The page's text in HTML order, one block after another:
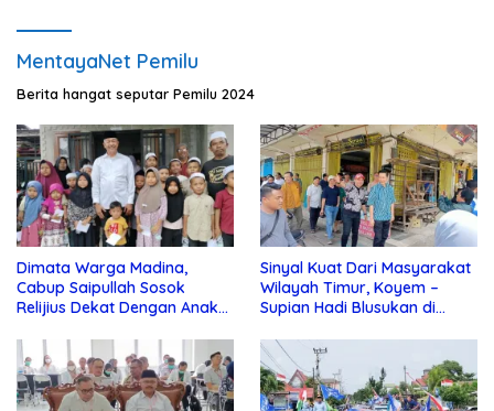
MentayaNet Pemilu
Berita hangat seputar Pemilu 2024
Dimata Warga Madina,
Cabup Saipullah Sosok
Relijius Dekat Dengan Anak
Sinyal Kuat Dari Masyarakat
Wilayah Timur, Koyem –
Supian Hadi Blusukan di